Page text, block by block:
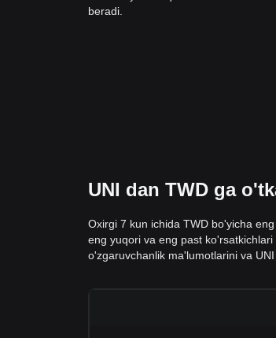
beradi.
UNI dan TWD ga
Oxirgi 7 kun ichida TWD bo'yicha
eng yuqori va eng past
o'zgaruvchanlik ma'lumotlarini va